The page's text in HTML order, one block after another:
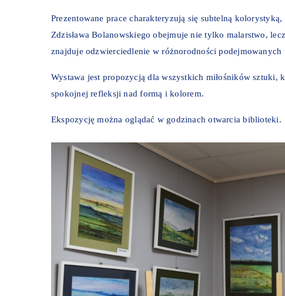
Prezentowane prace charakteryzują się subtelną
Zdzisława Bolanowskiego obejmuje nie tylko malarstwo,
znajduje odzwierciedlenie w różnorodności
Wystawa jest propozycją dla wszystkich miłośników
spokojnej refleksji nad formą i kolorem.
Ekspozycję można oglądać w godzinach otwarcia biblioteki.